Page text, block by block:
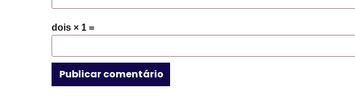
dois × 1 =